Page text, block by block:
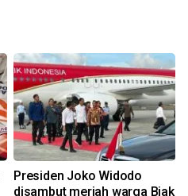
Presiden Joko Widodo
disambut meriah warga Biak